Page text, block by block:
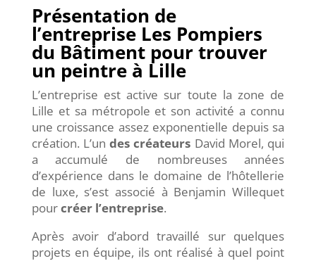
Présentation de
l’entreprise Les Pompiers
du Bâtiment pour trouver
un peintre à Lille
L’entreprise est active sur toute la zone de
Lille et sa métropole et son activité a connu
une croissance assez exponentielle depuis sa
création. L’un des créateurs David Morel, qui
a accumulé de nombreuses années
d’expérience dans le domaine de l’hôtellerie
de luxe, s’est associé à Benjamin Willequet
pourcréer l’entreprise.
Après avoir d’abord travaillé sur quelques
projets en équipe, ils ont réalisé à quel point